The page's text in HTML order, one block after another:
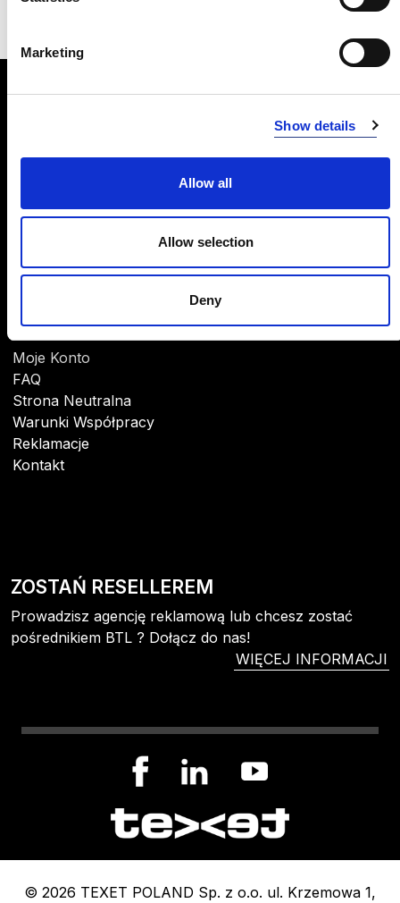
Marketing
Show details
Allow all
Allow selection
Deny
CSR
Do pobrania
POMOC
Moje Konto
FAQ
Strona Neutralna
Warunki Współpracy
Reklamacje
Kontakt
ZOSTAŃ RESELLEREM
Prowadzisz agencję reklamową lub chcesz zostać
pośrednikiem BTL ? Dołącz do nas!
WIĘCEJ INFORMACJI
© 2026 TEXET POLAND Sp. z o.o. ul. Krzemowa 1,